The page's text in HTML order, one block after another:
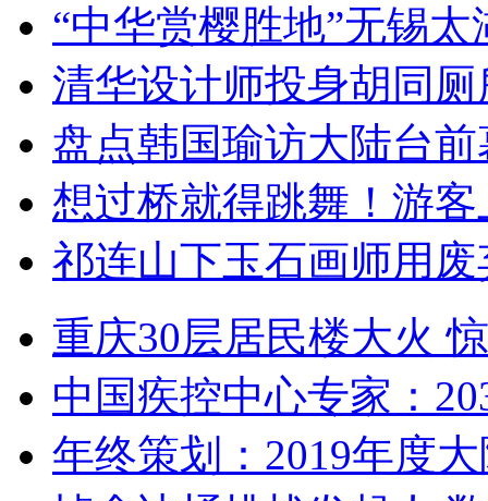
“中华赏樱胜地”无锡
清华设计师投身胡同
盘点韩国瑜访大陆台
想过桥就得跳舞！游客
祁连山下玉石画师用
重庆30层居民楼大火
中国疾控中心专家：
年终策划：2019年度